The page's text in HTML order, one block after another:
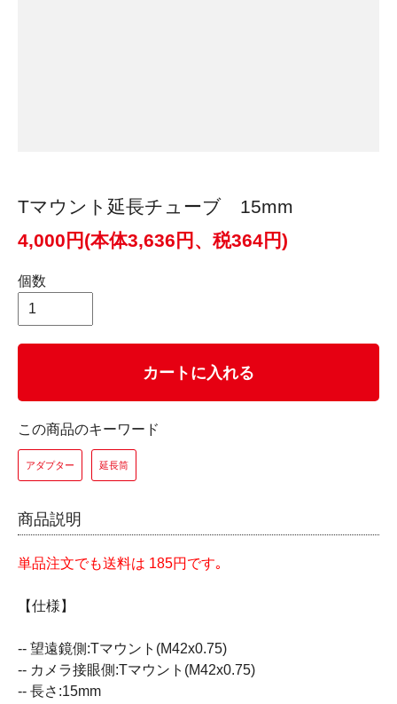
Tマウント延長チューブ 15mm
4,000円(本体3,636円、税364円)
個数
カートに入れる
この商品のキーワード
アダプター 延長筒
商品説明
単品注文でも送料は 185円です｡
【仕様】
-- 望遠鏡側:Tマウント(M42x0.75)
-- カメラ接眼側:Tマウント(M42x0.75)
-- 長さ:15mm